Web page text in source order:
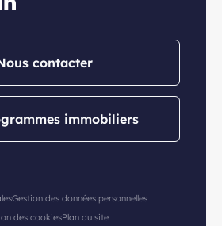
contacter
immobiliers
Gestion des données personnelles
des cookiesPlan du site